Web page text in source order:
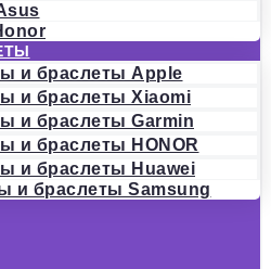
и браслеты Apple
и браслеты Xiaomi
и браслеты Garmin
и браслеты HONOR
и браслеты Huawei
и браслеты Samsung